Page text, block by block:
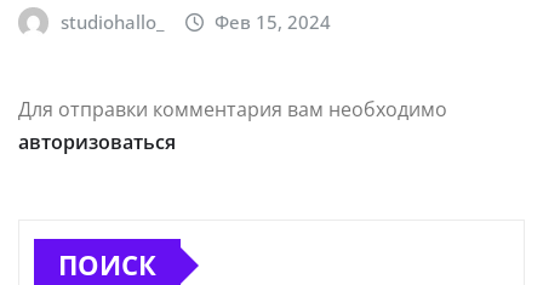
studiohallo_ Фев 15, 2024
Для отправки комментария вам необходимо
авторизоваться
ПОИСК